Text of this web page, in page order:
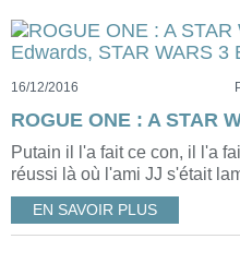
16/12/2016
Putain il l'a fait ce con, il l'a
réussi là où l'ami JJ s'était
EN SAVOIR PLUS